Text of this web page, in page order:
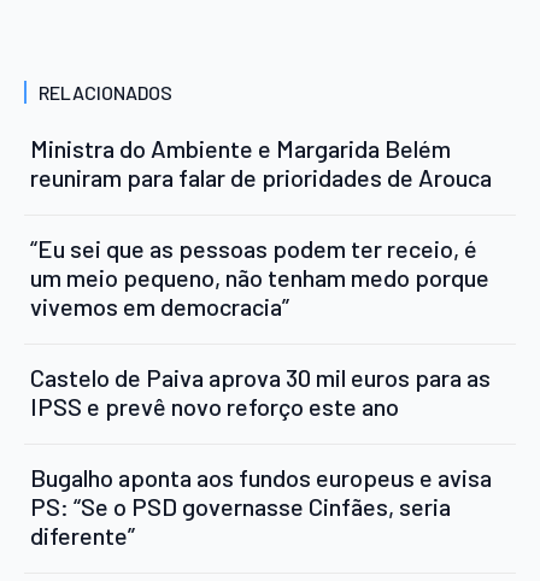
RELACIONADOS
Ministra do Ambiente e Margarida Belém
reuniram para falar de prioridades de Arouca
“Eu sei que as pessoas podem ter receio, é
um meio pequeno, não tenham medo porque
vivemos em democracia”
Castelo de Paiva aprova 30 mil euros para as
IPSS e prevê novo reforço este ano
Bugalho aponta aos fundos europeus e avisa
PS: “Se o PSD governasse Cinfães, seria
diferente”